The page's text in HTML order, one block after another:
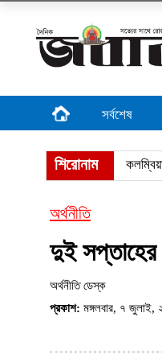
সর্বশেষ
শিরোনাম
অর্থনীতি
দুই সপ্তাহের
অর্থনীতি ডেস্ক
প্রকাশ: মঙ্গলবার, ৭